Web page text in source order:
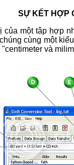
SỰ KẾT HỢP
của một tập hợp
cùng một
và